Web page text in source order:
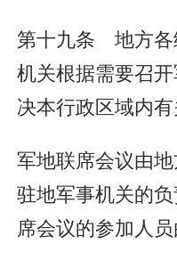
第十九条 地方各
机关根据需要召
决本行政区域内有
军地联席会议由
驻地军事机关的
席会议的参加人员